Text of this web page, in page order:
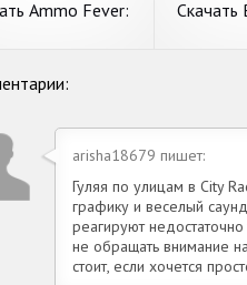
Ammo Fever:
Андроид
Ammo Fever:
Gun Defense
APK на
игру с раздела
игры. Ammo
Tower Gun Defense
коллектива
подробнее
Скачать
с раздела
издателя
Основные
Объем
arisha18679 пишет:
Гуляя по улицам в City
графику и веселый
реагируют
не обращать внимание
стоит, если хочется